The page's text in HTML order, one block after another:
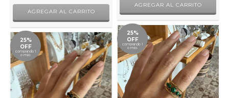
AGREGAR AL CARRITO
25%
OFF
comprando 1
o más
25%
OFF
comprando 1
o más